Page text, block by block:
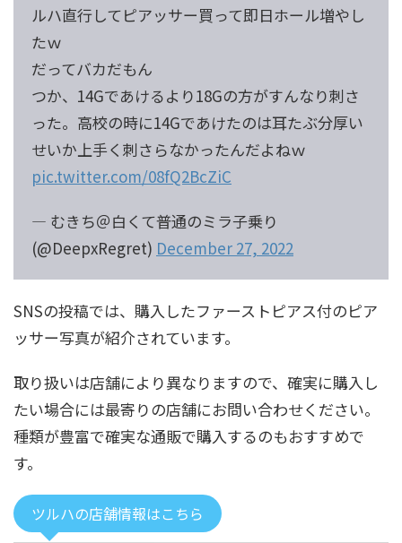
ルハ直行してピアッサー買って即日ホール増やし
たｗ
だってバカだもん
つか、14Gであけるより18Gの方がすんなり刺さ
った。高校の時に14Gであけたのは耳たぶ分厚い
せいか上手く刺さらなかったんだよねｗ
pic.twitter.com/08fQ2BcZiC
— むきち＠白くて普通のミラ子乗り
(@DeepxRegret) December 27, 2022
SNSの投稿では、購入したファーストピアス付のピア
ッサー写真が紹介されています。
取り扱いは店舗により異なりますので、確実に購入し
たい場合には最寄りの店舗にお問い合わせください。
種類が豊富で確実な通販で購入するのもおすすめで
す。
ツルハの店舗情報はこちら